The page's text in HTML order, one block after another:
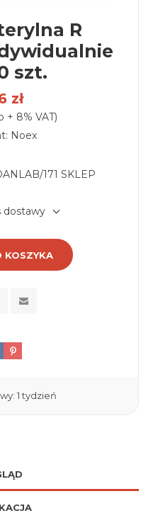
R
szt.
zł
+ 8% VAT)
Noex
171 SKLEP
dostawy
KOSZYKA
1 tydzień